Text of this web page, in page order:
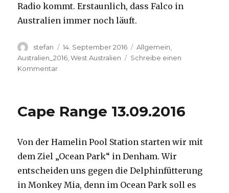
Radio kommt. Erstaunlich, dass Falco in
Australien immer noch läuft.
Autor
stefan
Veröffentlicht
am
14. September 2016 Kategorien
Allgemein
Australien_2016 ,West Australien
Schreibe einen
Kommentarzu
Cape Range 13.09.2016
Von der Hamelin Pool Station starten wir mit
dem Ziel „Ocean Park“ in Denham. Wir
entscheiden uns gegen die Delphinfütterung
in Monkey Mia, denn im Ocean Park soll es